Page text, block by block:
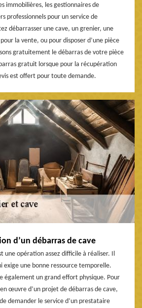
immobilières, les gestionnaires de
professionnels pour un service de
débarrasser une cave, un grenier, une
la vente, ou pour disposer d’une pièce
gratuitement le débarras de votre pièce
gratuit lorsque pour la récupération
est offert pour toute demande.
d’un débarras de cave
une opération assez difficile à réaliser. Il
exige une bonne ressource temporelle.
également un grand effort physique. Pour
œuvre d’un projet de débarras de cave,
demander le service d’un prestataire